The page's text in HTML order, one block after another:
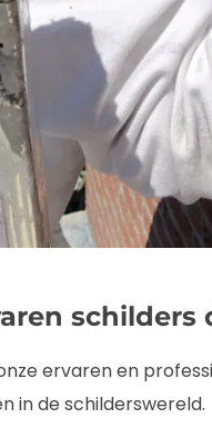
schilders
ervaren en
in de schilderswereld.